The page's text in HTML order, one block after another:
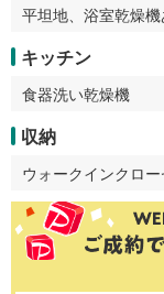
平坦地、浴室乾燥機
キッチン
食器洗い乾燥機
収納
ウォークインクロー